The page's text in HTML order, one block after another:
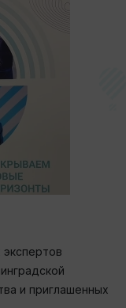
и приглашенных